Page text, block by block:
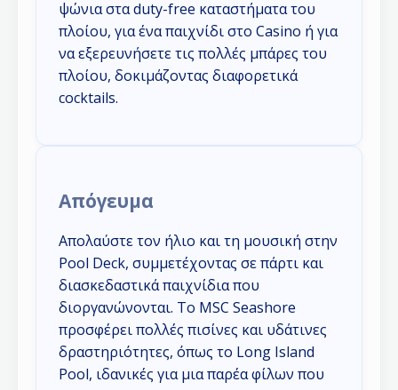
ψώνια στα duty-free καταστήματα του
πλοίου, για ένα παιχνίδι στο Casino ή για
να εξερευνήσετε τις πολλές μπάρες του
πλοίου, δοκιμάζοντας διαφορετικά
cocktails.
Απόγευμα
Απολαύστε τον ήλιο και τη μουσική στην
Pool Deck, συμμετέχοντας σε πάρτι και
διασκεδαστικά παιχνίδια που
διοργανώνονται. Το MSC Seashore
προσφέρει πολλές πισίνες και υδάτινες
δραστηριότητες, όπως το Long Island
Pool, ιδανικές για μια παρέα φίλων που